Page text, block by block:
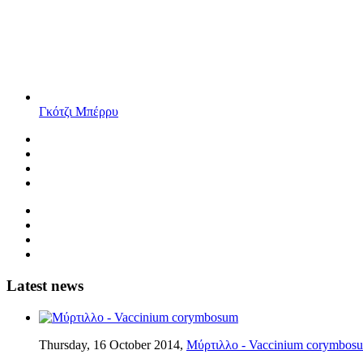
Γκότζι Μπέρρυ
Latest news
Thursday, 16 October 2014, Μύρτιλλο - Vaccinium